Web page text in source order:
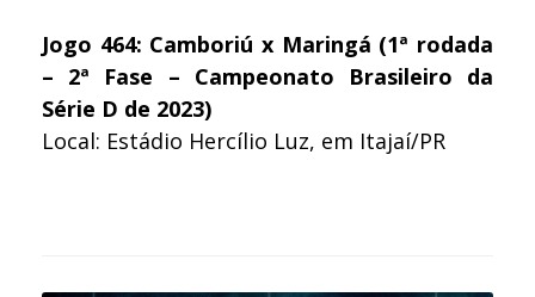
Jogo 464: Camboriú x Maringá (1ª rodada
– 2ª Fase – Campeonato Brasileiro da
Série D de 2023)
Local: Estádio Hercílio Luz, em Itajaí/PR